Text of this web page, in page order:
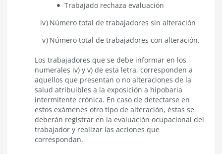
Trabajado rechaza evaluación
Número total de trabajadores sin alteración
Número total de trabajadores con alteración.
Los trabajadores que se debe informar en los
numerales iv) y v) de esta letra, corresponden a
aquellos que presentan o no alteraciones de la
salud atribuibles a la exposición a hipobaria
intermitente crónica. En caso de detectarse en
estos exámenes otro tipo de alteración, éstas se
deberán registrar en la evaluación ocupacional del
trabajador y realizar las acciones que
correspondan.